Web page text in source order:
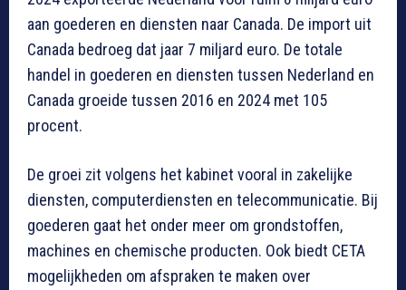
aan goederen en diensten naar Canada. De import uit
Canada bedroeg dat jaar 7 miljard euro. De totale
handel in goederen en diensten tussen Nederland en
Canada groeide tussen 2016 en 2024 met 105
procent.
De groei zit volgens het kabinet vooral in zakelijke
diensten, computerdiensten en telecommunicatie. Bij
goederen gaat het onder meer om grondstoffen,
machines en chemische producten. Ook biedt CETA
mogelijkheden om afspraken te maken over